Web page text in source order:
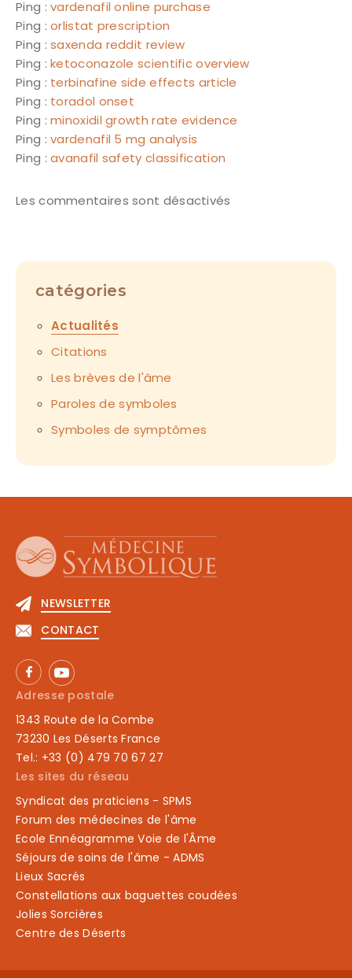
Ping :vardenafil online purchase
Ping :orlistat prescription
Ping :saxenda reddit review
Ping :ketoconazole scientific overview
Ping : terbinafine side effects article
Ping : toradol onset
Ping :minoxidil growth rate evidence
Ping :vardenafil 5 mg analysis
Ping :avanafil safety classification
Les commentaires sont désactivés
catégories
Actualités
Citations
Les brèves de l'âme
Paroles de symboles
Symboles de symptômes
NEWSLETTER
CONTACT
Adresse postale
1343 Route de la Combe
73230 Les Déserts France
Tel.: +33 (0) 479 70 67 27
Les sites du réseau
Syndicat des praticiens - SPMS
Forum des médecines de l'âme
Ecole Ennéagramme Voie de l'Âme
Séjours de soins de l'âme - ADMS
Lieux Sacrés
Constellations aux baguettes coudées
Jolies Sorcières
Centre des Déserts